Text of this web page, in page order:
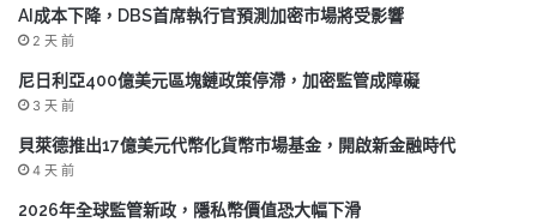
AI成本下降，DBS首席執行官預測加密市場將受影響
2 天 前
尼日利亞400億美元區塊鏈政策停滯，加密監管成障礙
3 天 前
貝萊德推出17億美元代幣化貨幣市場基金，開啟新金融時代
4 天 前
2026年全球監管新政，隱私幣價值恐大幅下滑